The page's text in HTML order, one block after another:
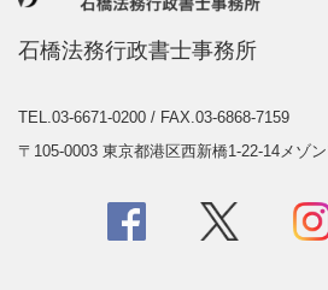
石橋法務行政書士事務所
TEL.03-6671-0200 / FAX.03-6868-7159
〒105-0003 東京都港区西新橋1-22-14メゾ